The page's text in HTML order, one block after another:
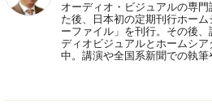
オーディオ・ビジュアルの専門
た後、日本初の定期刊行ホー
ーファイル」を刊行。その後
ディオビジュアルとホームシ
中。講演や全国系新聞での執筆